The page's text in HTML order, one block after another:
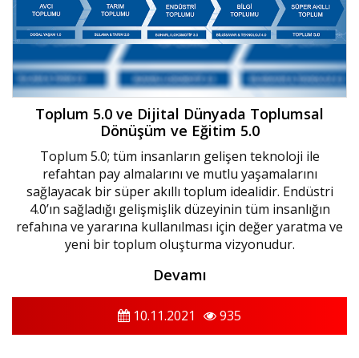
Toplum 5.0 ve Dijital Dünyada Toplumsal
Dönüşüm ve Eğitim 5.0
Toplum 5.0; tüm insanların gelişen teknoloji ile
refahtan pay almalarını ve mutlu yaşamalarını
sağlayacak bir süper akıllı toplum idealidir. Endüstri
4.0’ın sağladığı gelişmişlik düzeyinin tüm insanlığın
refahına ve yararına kullanılması için değer yaratma ve
yeni bir toplum oluşturma vizyonudur.
Devamı
10.11.2021 935